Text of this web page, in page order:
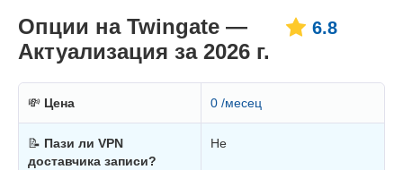
Опции на Twingate —
Актуализация за 2026 г.
6.8
💸 Цена 0 /месец
📝 Пази ли VPN
доставчика записи?
Не